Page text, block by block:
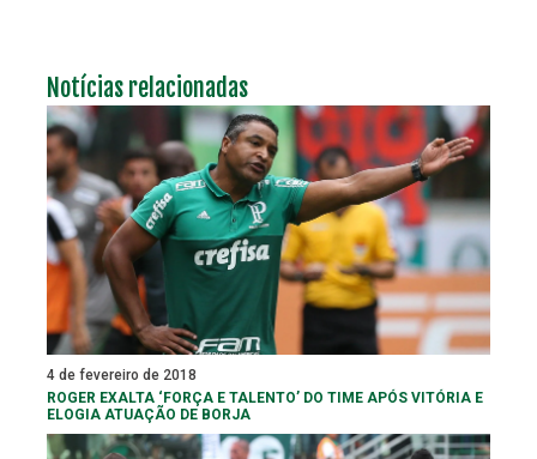
Notícias relacionadas
4 de fevereiro de 2018
ROGER EXALTA ‘FORÇA E TALENTO’ DO TIME APÓS VITÓRIA E
ELOGIA ATUAÇÃO DE BORJA